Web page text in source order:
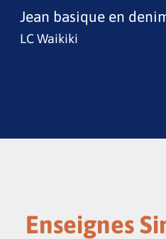
Jean basique en
LC Waikiki
Enseignes